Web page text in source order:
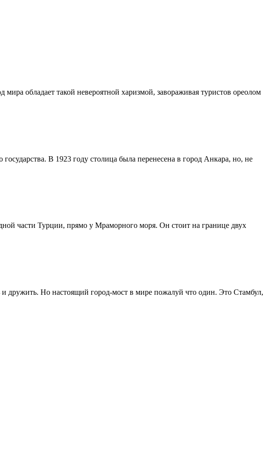
обладает такой невероятной харизмой, завораживая туристов ореолом
В 1923 году столица была перенесена в город Анкара, но, не
части Турции, прямо у Мраморного моря. Он стоит на границе двух
дружить. Но настоящий город-мост в мире пожалуй что один. Это Стамбул,